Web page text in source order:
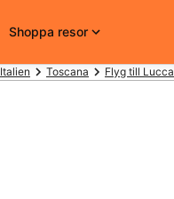
Shoppa resor
Italien Toscana Flyg till Lucca